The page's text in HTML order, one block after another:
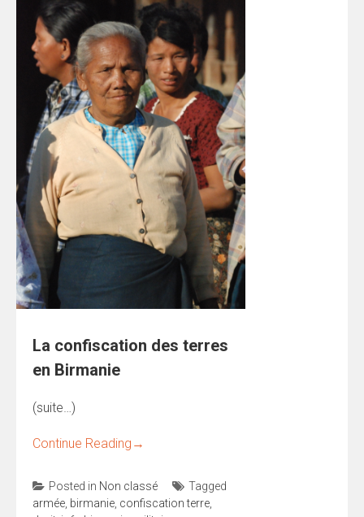
La confiscation des terres
en Birmanie
(suite…)
Continue Reading →
Posted in Non classé
Tagged
armée, birmanie, confiscation terre,